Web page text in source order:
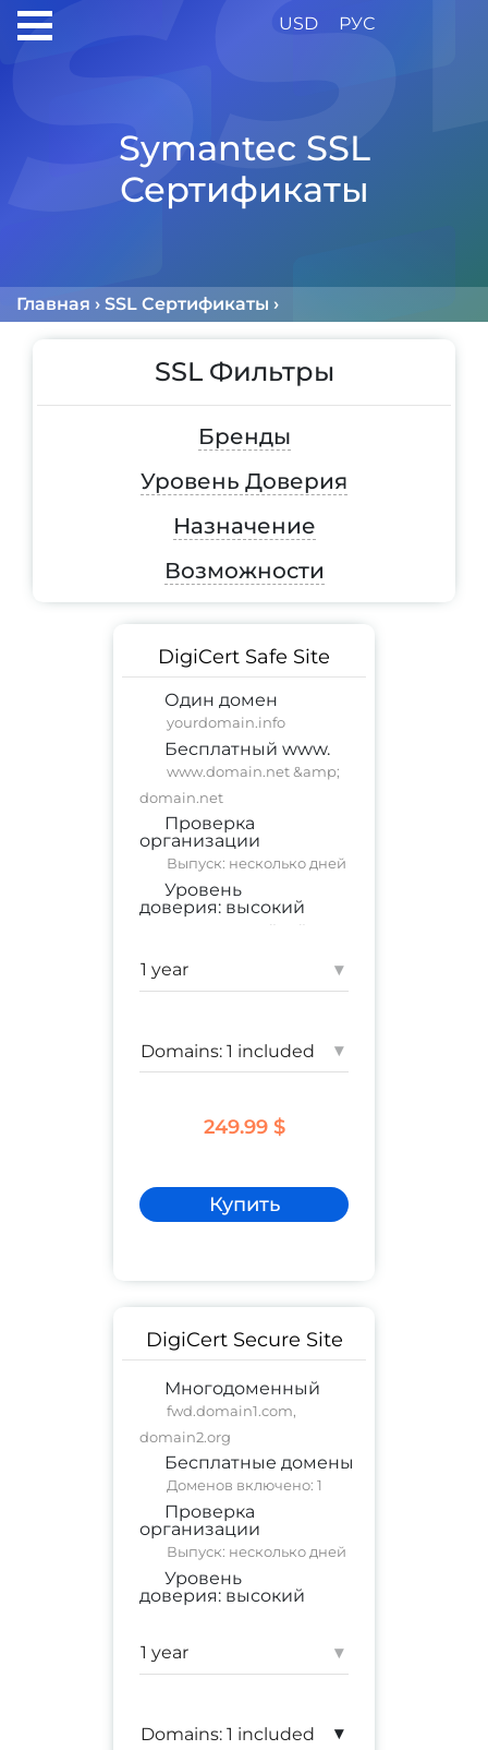
USD РУС
Symantec SSL
Сертификаты
Главная › SSL Сертификаты ›
SSL Фильтры
Бренды
Уровень Доверия
Назначение
Возможности
DigiCert Safe Site
Один домен
yourdomain.info
Бесплатный www.
www.domain.net &amp;
domain.net
Проверка
организации
Выпуск: несколько дней
Уровень
доверия: высокий
коммерческий сайт
Гарантия: $ 100,000
▾
▾
249.99 $
Купить
DigiCert Secure Site
Многодоменный
fwd.domain1.com,
domain2.org
Бесплатные домены
Доменов включено: 1
Проверка
организации
Выпуск: несколько дней
Уровень
доверия: высокий
Гарантия: $ 1,500,000
▾
▾